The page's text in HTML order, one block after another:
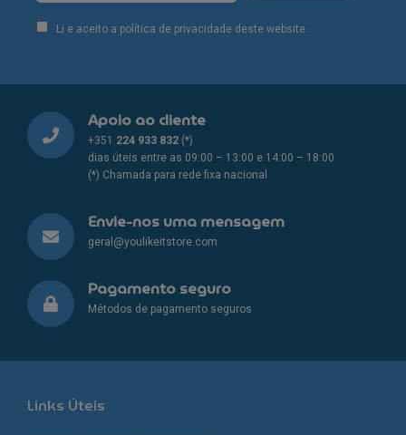
pageLi e aceito a política de privacidade deste website.
Apoio ao cliente
+351 224 933 832 (*)
dias úteis entre as 09:00 – 13:00 e 14:00 – 18:00
(*) Chamada para rede fixa nacional
Envie-nos uma mensagem
geral@youlikeitstore.com
Pagamento seguro
Métodos de pagamento seguros
Links Úteis